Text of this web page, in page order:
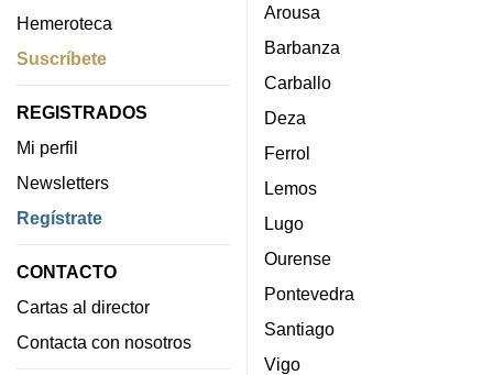
Hemeroteca
Suscríbete
REGISTRADOS
Mi perfil
Newsletters
Regístrate
CONTACTO
Cartas al director
Contacta con nosotros
Arousa
Barbanza
Carballo
Deza
Ferrol
Lemos
Lugo
Ourense
Pontevedra
Santiago
Vigo